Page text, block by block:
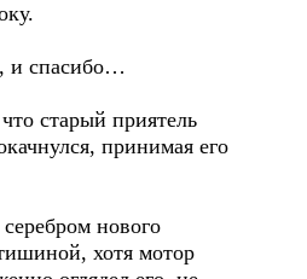
спасибо…
старый приятель
принимая его
нового
хотя мотор